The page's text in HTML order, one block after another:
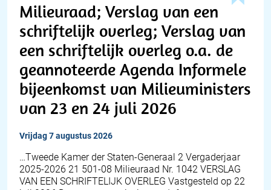
Milieuraad; Verslag van een
schriftelijk overleg; Verslag van
een schriftelijk overleg o.a. de
geannoteerde Agenda Informele
bijeenkomst van Milieuministers
van 23 en 24 juli 2026
vrijdag 7 augustus 2026
…Tweede Kamer der Staten-Generaal 2 Vergaderjaar
2025-2026 21 501-08 Milieuraad Nr. 1042 VERSLAG
VAN EEN SCHRIFTELIJK OVERLEG Vastgesteld op 22